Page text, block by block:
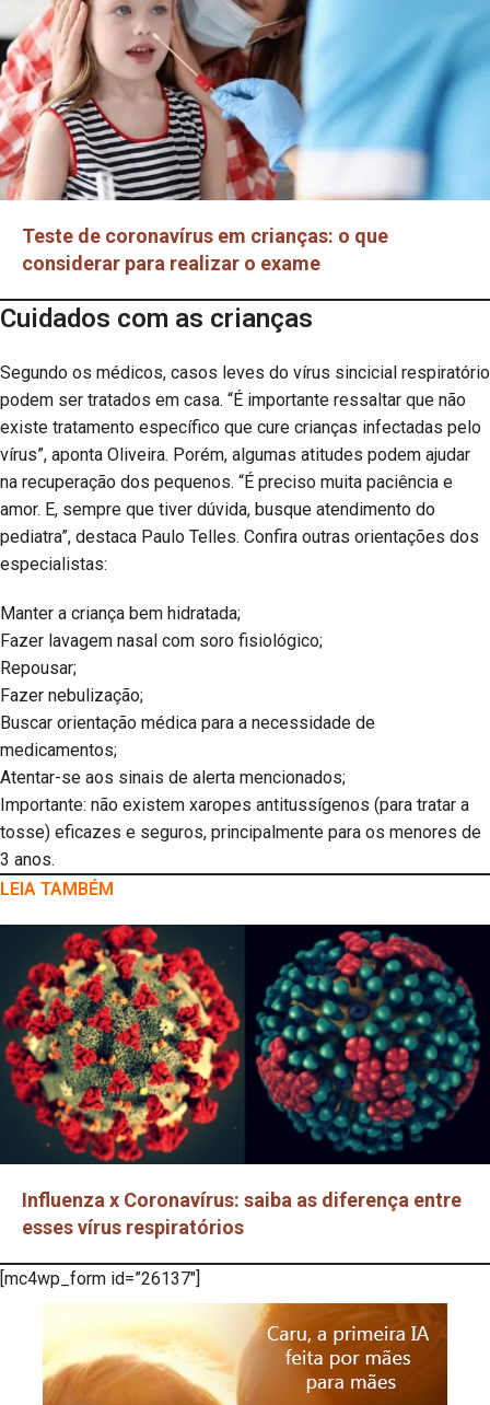
Teste de coronavírus em crianças: o que
considerar para realizar o exame
Cuidados com as crianças
Segundo os médicos, casos leves do vírus sincicial respiratório
podem ser tratados em casa. “É importante ressaltar que não
existe tratamento específico que cure crianças infectadas pelo
vírus”, aponta Oliveira. Porém, algumas atitudes podem ajudar
na recuperação dos pequenos. “É preciso muita paciência e
amor. E, sempre que tiver dúvida, busque atendimento do
pediatra”, destaca Paulo Telles. Confira outras orientações dos
especialistas:
Manter a criança bem hidratada;
Fazer lavagem nasal com soro fisiológico;
Repousar;
Fazer nebulização;
Buscar orientação médica para a necessidade de
medicamentos;
Atentar-se aos sinais de alerta mencionados;
Importante: não existem xaropes antitussígenos (para tratar a
tosse) eficazes e seguros, principalmente para os menores de
3 anos.
LEIA TAMBÉM
Influenza x Coronavírus: saiba as diferença entre
esses vírus respiratórios
[mc4wp_form id=”26137″]